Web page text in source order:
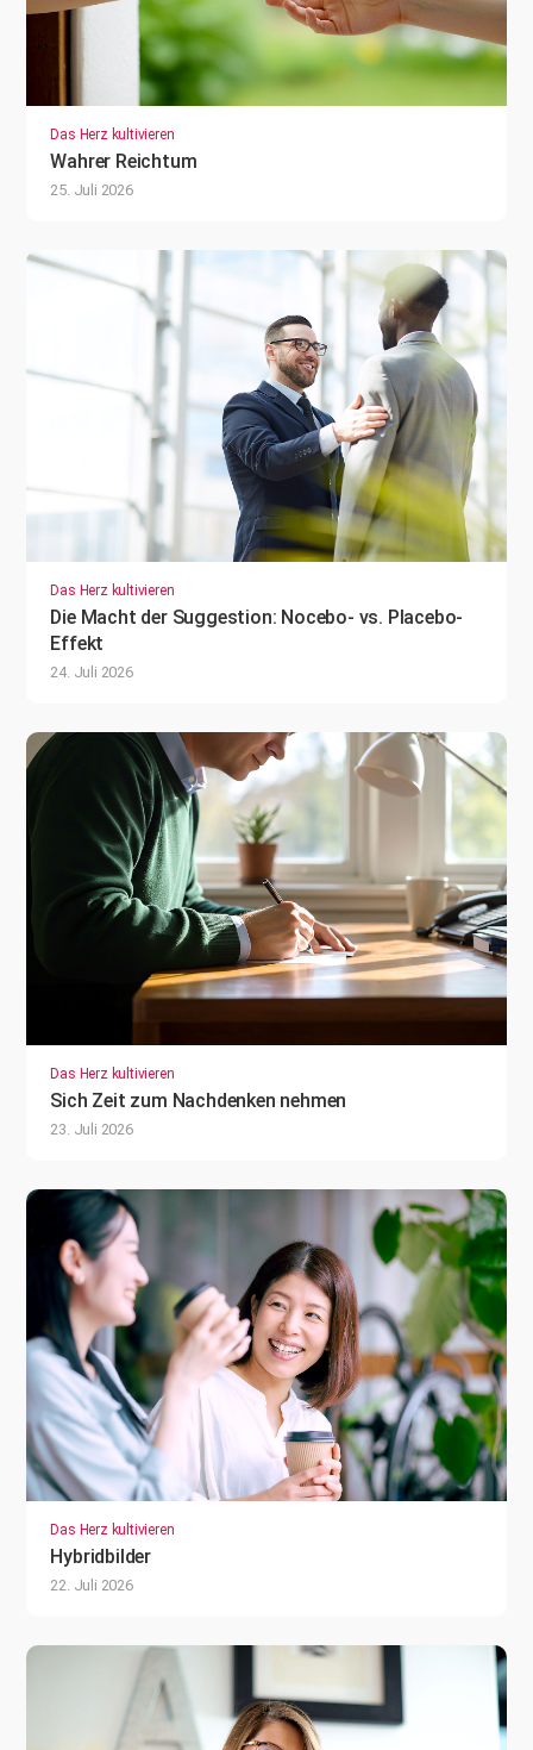
Das Herz kultivieren
Wahrer Reichtum
25. Juli 2026
Das Herz kultivieren
Die Macht der Suggestion: Nocebo- vs. Placebo-
Effekt
24. Juli 2026
Das Herz kultivieren
Sich Zeit zum Nachdenken nehmen
23. Juli 2026
Das Herz kultivieren
Hybridbilder
22. Juli 2026